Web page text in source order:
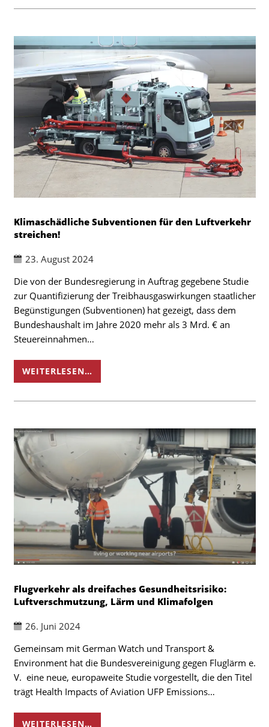
Klimaschädliche Subventionen für den Luftverkehr
streichen!
23. August 2024
Die von der Bundesregierung in Auftrag gegebene Studie
zur Quantifizierung der Treibhausgaswirkungen staatlicher
Begünstigungen (Subventionen) hat gezeigt, dass dem
Bundeshaushalt im Jahre 2020 mehr als 3 Mrd. € an
Steuereinnahmen…
WEITERLESEN…
Flugverkehr als dreifaches Gesundheitsrisiko:
Luftverschmutzung, Lärm und Klimafolgen
26. Juni 2024
Gemeinsam mit German Watch und Transport &
Environment hat die Bundesvereinigung gegen Fluglärm e.
V. eine neue, europaweite Studie vorgestellt, die den Titel
trägt Health Impacts of Aviation UFP Emissions…
WEITERLESEN…